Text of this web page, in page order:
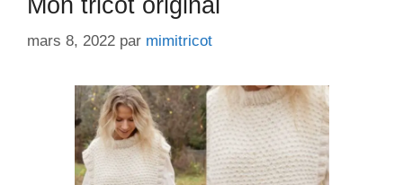
Mon tricot original
mars 8, 2022 par mimitricot